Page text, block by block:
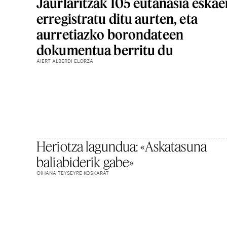
erregistratu ditu aurten, eta
aurretiazko borondateen
dokumentua berritu du
AIERT ALBERDI ELORZA
Heriotza lagundua: «Askatasuna
baliabiderik gabe»
OIHANA TEYSEYRE KOSKARAT